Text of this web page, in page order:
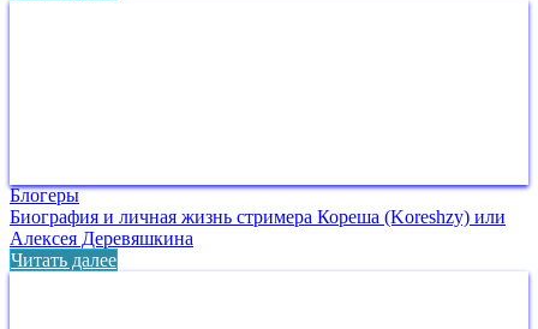
Блогеры
Биография и личная жизнь стримера Кореша (Koreshzy) или
Алексея Деревяшкина
Читать далее